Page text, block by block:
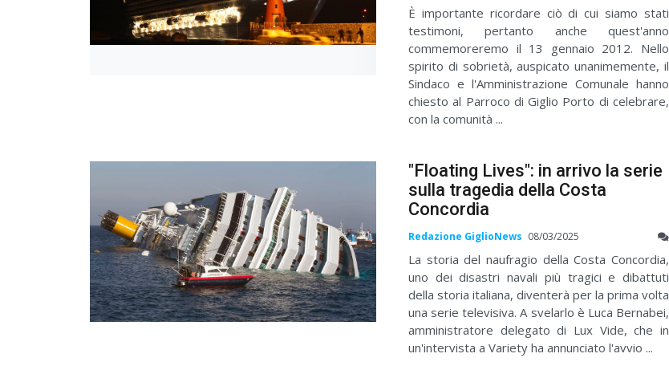
È importante ricordare ciò di cui siamo stati
testimoni, pertanto anche quest'anno
commemoreremo il 13 gennaio 2012. Nello
spirito di sobrietà, auspicato unanimemente, il
Sindaco e l'Amministrazione Comunale hanno
chiesto al Parroco di Giglio Porto di celebrare,
con la comunità ...
"Floating Lives": in arrivo la serie
sulla tragedia della Costa
Concordia
Redazione GiglioNews 08/03/2025
La storia del naufragio della Costa Concordia,
uno dei disastri navali più tragici e dibattuti
della storia italiana, diventerà per la prima volta
una serie televisiva. A svelarlo è Luca Bernabei,
amministratore delegato di Lux Vide, che in
un'intervista a Variety ha annunciato l'avvio ...